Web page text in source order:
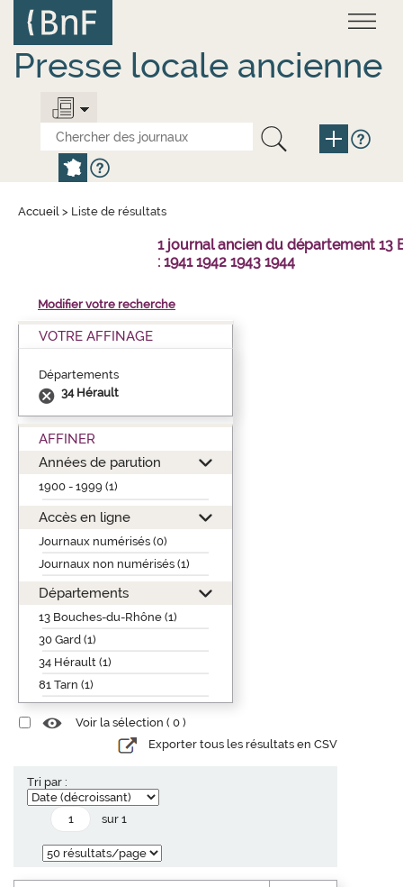
contenu
principal
Presse locale ancienne
Accueil > Liste de résultats
1 journal ancien du département
: 1941 1942 1943 1944
Modifier votre recherche
VOTRE AFFINAGE
Départements
34 Hérault
AFFINER
Années de parution
1900 - 1999 (1)
Accès en ligne
Journaux numérisés (0)
Journaux non numérisés (1)
Départements
13 Bouches-du-Rhône (1)
30 Gard (1)
34 Hérault (1)
81 Tarn (1)
Voir la sélection ( 0 )
Exporter tous les résultats en CSV
Tri par :
sur 1
Panneau de gestion des cookies